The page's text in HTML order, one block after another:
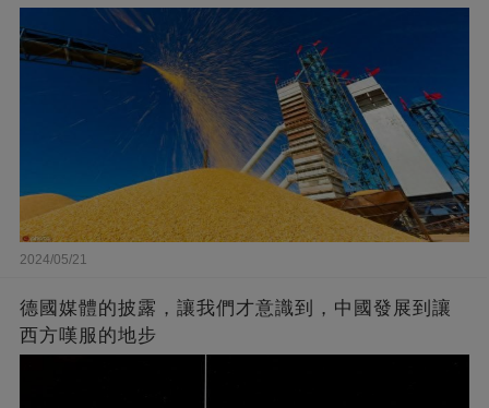
2024/05/21
德國媒體的披露，讓我們才意識到，中國發展到讓
西方嘆服的地步